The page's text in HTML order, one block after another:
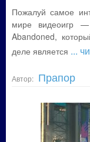
Пожалуй самое
мире видеоигр —
Abandoned,
деле является ...
Автор: Прапор